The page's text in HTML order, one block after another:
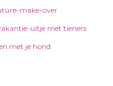
make-over
uitje met tieners
met je hond